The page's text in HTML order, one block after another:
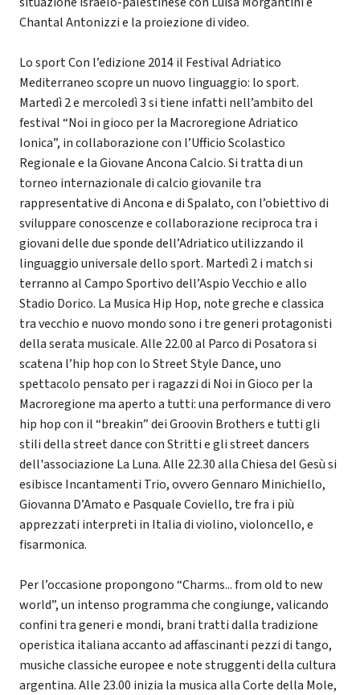
Chantal Antonizzi e la proiezione di video.
Lo sport Con l’edizione 2014 il Festival Adriatico
Mediterraneo scopre un nuovo linguaggio: lo sport.
Martedì 2 e mercoledì 3 si tiene infatti nell’ambito del
festival “Noi in gioco per la Macroregione Adriatico
Ionica”, in collaborazione con l’Ufficio Scolastico
Regionale e la Giovane Ancona Calcio. Si tratta di un
torneo internazionale di calcio giovanile tra
rappresentative di Ancona e di Spalato, con l’obiettivo di
sviluppare conoscenze e collaborazione reciproca tra i
giovani delle due sponde dell’Adriatico utilizzando il
linguaggio universale dello sport. Martedì 2 i match si
terranno al Campo Sportivo dell’Aspio Vecchio e allo
Stadio Dorico. La Musica Hip Hop, note greche e classica
tra vecchio e nuovo mondo sono i tre generi protagonisti
della serata musicale. Alle 22.00 al Parco di Posatora si
scatena l’hip hop con lo Street Style Dance, uno
spettacolo pensato per i ragazzi di Noi in Gioco per la
Macroregione ma aperto a tutti: una performance di vero
hip hop con il “breakin” dei Groovin Brothers e tutti gli
stili della street dance con Stritti e gli street dancers
dell'associazione La Luna. Alle 22.30 alla Chiesa del Gesù si
esibisce Incantamenti Trio, ovvero Gennaro Minichiello,
Giovanna D’Amato e Pasquale Coviello, tre fra i più
apprezzati interpreti in Italia di violino, violoncello, e
fisarmonica.
Per l’occasione propongono “Charms... from old to new
world”, un intenso programma che congiunge, valicando
confini tra generi e mondi, brani tratti dalla tradizione
operistica italiana accanto ad affascinanti pezzi di tango,
musiche classiche europee e note struggenti della cultura
argentina. Alle 23.00 inizia la musica alla Corte della Mole,